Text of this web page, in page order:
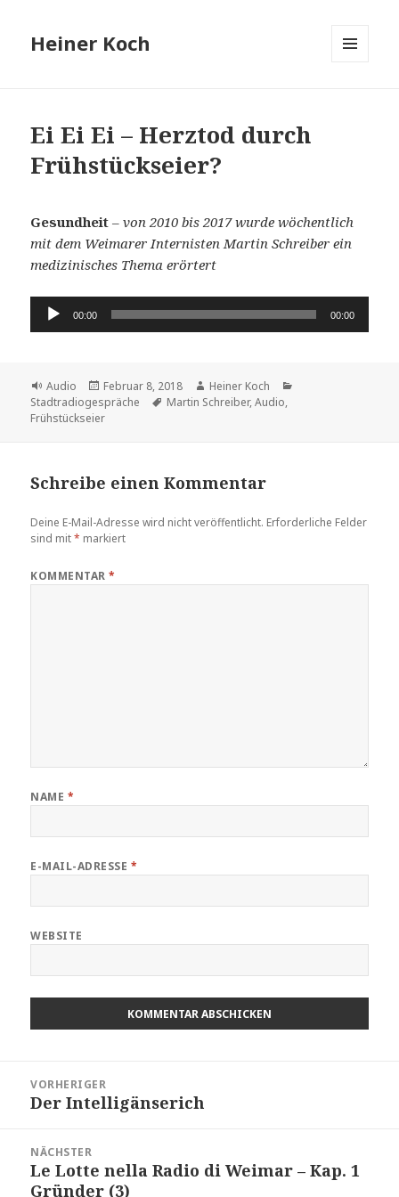
Heiner Koch
Ei Ei Ei – Herztod durch
Frühstückseier?
Gesundheit –von 2010 bis 2017 wurde wöchentlich
mit dem Weimarer Internisten Martin Schreiber ein
medizinisches Thema erörtert
Audio-
Player
00:00 00:00
Format
Audio
Veröffentlicht
am
Februar 8, 2018 Autor
Heiner Koch
Stadtradiogespräche
Schlagwörter
Martin Schreiber,Audio,
Frühstückseier
Schreibe einen Kommentar
Deine E-Mail-Adresse wird nicht veröffentlicht. Erforderliche Felder
sind mit* markiert
KOMMENTAR*
NAME *
E-MAIL-ADRESSE *
WEBSITE
VORHERIGER
Vorheriger
Der Intelligänserich
NÄCHSTER
Nächster
Beitrag:
Le Lotte nella Radio di Weimar – Kap. 1
Gründer (3)